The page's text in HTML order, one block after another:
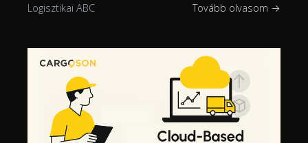
Logisztikai ABC Tovább olvasom →